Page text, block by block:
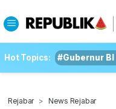
Hot Topics: #Gubernur
Rejabar News Rejabar